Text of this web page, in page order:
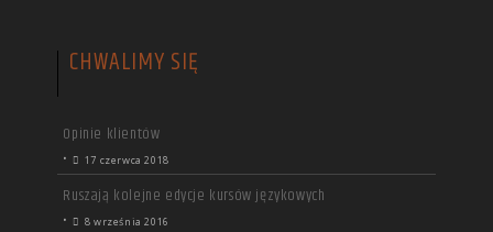
CHWALIMY SIĘ
Opinie klientów
• 17 czerwca 2018
Ruszają kolejne edycje kursów językowych
• 8 września 2016